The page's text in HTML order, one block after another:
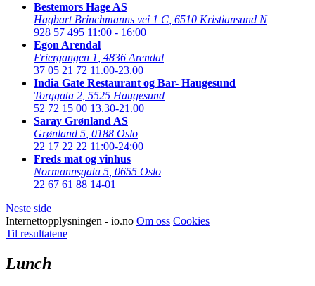
Bestemors Hage AS
Hagbart Brinchmanns vei 1 C 6510 Kristiansund N
928 57 495 11:00 - 16:00
Egon Arendal
Friergangen 1 4836 Arendal
37 05 21 72 11.00-23.00
India Gate Restaurant og Bar- Haugesund
Torggata 2 5525 Haugesund
52 72 15 00 13.30-21.00
Saray Grønland AS
Grønland 5 0188 Oslo
22 17 22 22 11:00-24:00
Freds mat og vinhus
Normannsgata 5 0655 Oslo
22 67 61 88 14-01
Neste side
Internettopplysningen - io.no Om oss Cookies
Til resultatene
Lunch